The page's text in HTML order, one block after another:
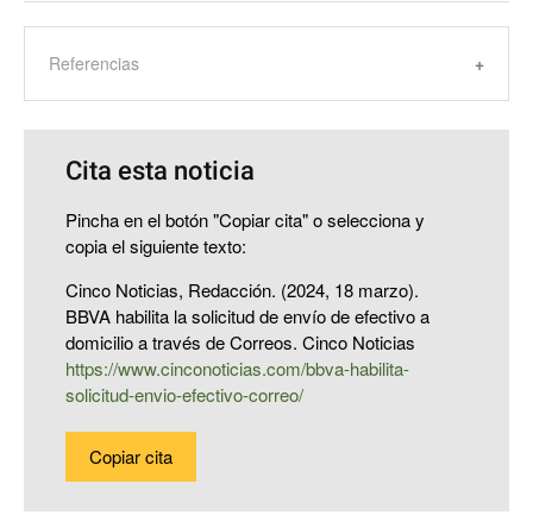
Referencias
Cita esta noticia
Pincha en el botón "Copiar cita" o selecciona y
copia el siguiente texto:
Cinco Noticias, Redacción. (2024, 18 marzo).
BBVA habilita la solicitud de envío de efectivo a
domicilio a través de Correos. Cinco Noticias
https://www.cinconoticias.com/bbva-habilita-
solicitud-envio-efectivo-correo/
Copiar cita